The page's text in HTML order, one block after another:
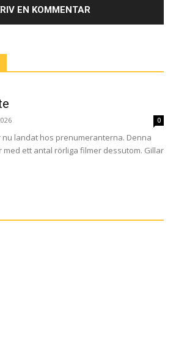
0
landat hos prenumeranterna. Denna
med ett antal rörliga filmer dessutom. Gillar